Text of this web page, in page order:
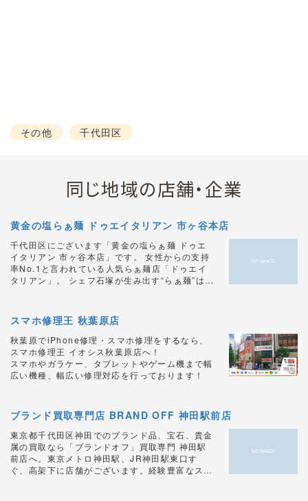
その他 千代田区
同じ地域の店舗・企業
黄金の塩らぁ麺 ドゥエイタリアン 市ヶ谷本店
千代田区にございます「黄金の塩らぁ麺 ドゥエ
イタリアン 市ヶ谷本店」です。 女性からの支持
率No.1と言われている人気らぁ麺店「ドゥエイ
タリアン」。 シェフ石塚が生み出す“らぁ麺”は鶏
金スープが特徴。 丼一杯のフルコースをコンセ
プトにした“らぁ麺フロマージュ”はシェフ石塚特
製とろ～り濃厚チーズを麺に絡めて食べる“新し
いらぁ麺のかたち”をご提供。 “世界的グルメガイ
ド”も認めた人気店です。 塩ラーメン、醤油ラー
メン、レモンラーメンなど種類豊富にご用意して
スマホ修理王 秋葉原店
秋葉原でiPhone修理・スマホ修理をするなら、
スマホ修理王 イオシス秋葉原店へ！
スマホやガラケー、タブレットやゲーム機まで幅
広い機種、幅広い修理対応を行っております！
ブランド買取専門店 BRAND OFF 神田駅前店
東京都千代田区神田でのブランド品、宝石、貴金
属の買取なら「ブランドオフ」買取専門 神田駅
前店へ。東京メトロ神田駅、JR神田駅東口す
ぐ、高架下に店舗がございます。経験豊富なスタ